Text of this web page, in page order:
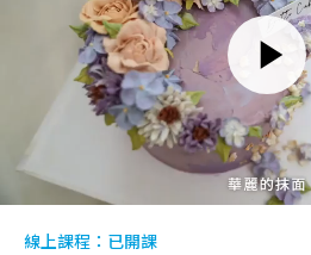
線上課程： 已開課